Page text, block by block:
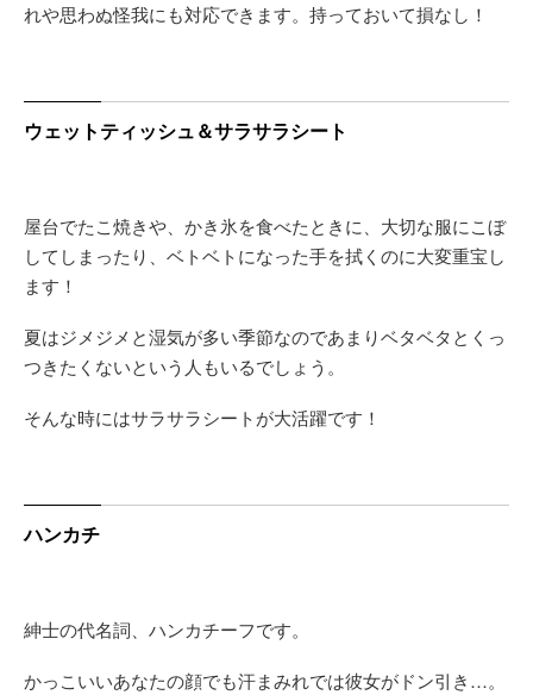
れや思わぬ怪我にも対応できます。持っておいて損なし！
ウェットティッシュ＆サラサラシート
屋台でたこ焼きや、かき氷を食べたときに、大切な服にこぼ
してしまったり、ベトベトになった手を拭くのに大変重宝し
ます！
夏はジメジメと湿気が多い季節なのであまりベタベタとくっ
つきたくないという人もいるでしょう。
そんな時にはサラサラシートが大活躍です！
ハンカチ
紳士の代名詞、ハンカチーフです。
かっこいいあなたの顔でも汗まみれでは彼女がドン引き…。